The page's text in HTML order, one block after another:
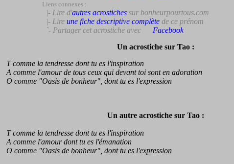
Liens connexes :
|- Lire d'autres acrostichessur bonheurpourtous.com
|- Lire une fiche descriptive complètede ce prénom
`- Partager cet acrostiche avec
Facebook
Un acrostiche sur Tao :
T comme la tendresse dont tu es l'inspiration
A comme l'amour de tous ceux qui devant toi sont en adoration
O comme "Oasis de bonheur", dont tu es l'expression
Un autre acrostiche sur Tao :
T comme la tendresse dont tu es l'inspiration
A comme l'amour dont tu es l'émanation
O comme "Oasis de bonheur", dont tu es l'expression